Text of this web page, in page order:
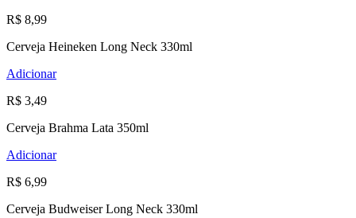
R$ 8,99
Cerveja Heineken Long Neck 330ml
Adicionar
R$ 3,49
Cerveja Brahma Lata 350ml
Adicionar
R$ 6,99
Cerveja Budweiser Long Neck 330ml